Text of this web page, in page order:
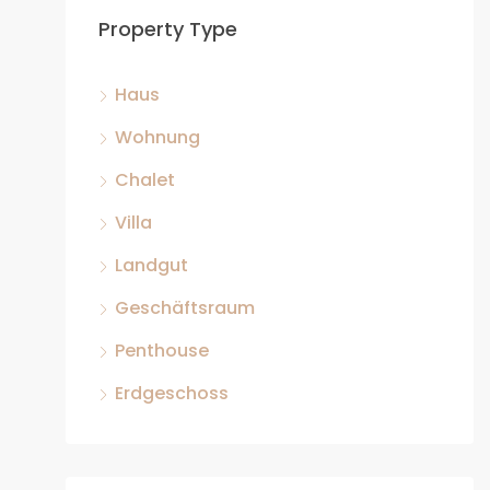
Property Type
Haus
Wohnung
Chalet
Villa
Landgut
Geschäftsraum
Penthouse
Erdgeschoss